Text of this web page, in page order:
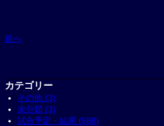
前へ
カテゴリー
その他 (3)
未分類 (3)
試合予定・結果 (588)